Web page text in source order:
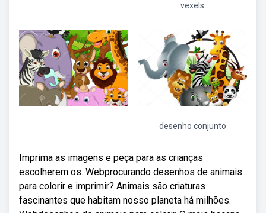
vexels
desenho conjunto
Imprima as imagens e peça para as crianças
escolherem os. Webprocurando desenhos de animais
para colorir e imprimir? Animais são criaturas
fascinantes que habitam nosso planeta há milhões.